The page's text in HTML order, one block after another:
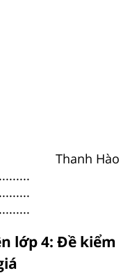
Thanh Hào
lớp 4: Đề kiểm